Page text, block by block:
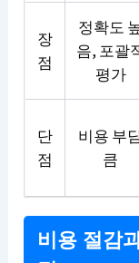
장
점
정확도
음, 포괄
평가
단
점
비용 부
큼
비용 절감